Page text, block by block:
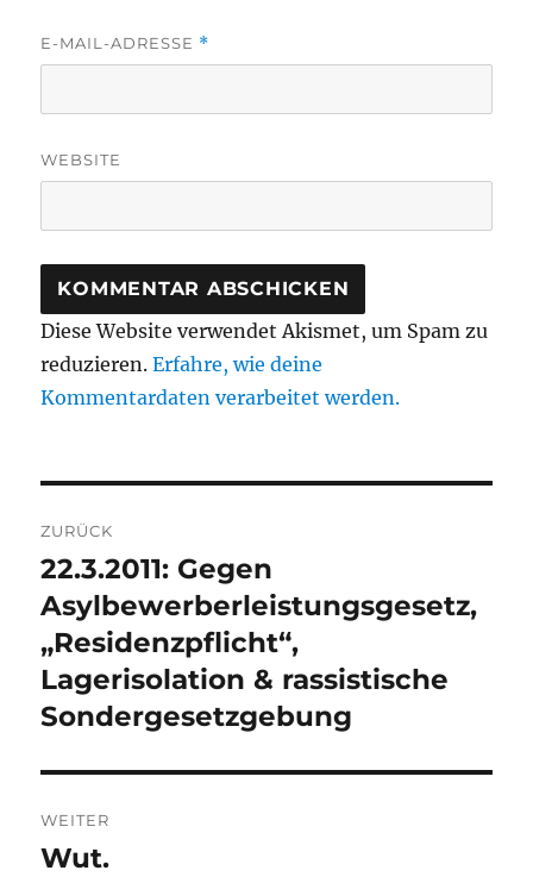
E-MAIL-ADRESSE *
WEBSITE
Diese Website verwendet Akismet, um Spam zu
reduzieren.Erfahre, wie deine
Kommentardaten verarbeitet werden.
ZURÜCK
Vorheriger
Beitrag:
22.3.2011: Gegen
Asylbewerberleistungsgesetz,
„Residenzpflicht“,
Lagerisolation & rassistische
Sondergesetzgebung
WEITER
Nächster
Wut.